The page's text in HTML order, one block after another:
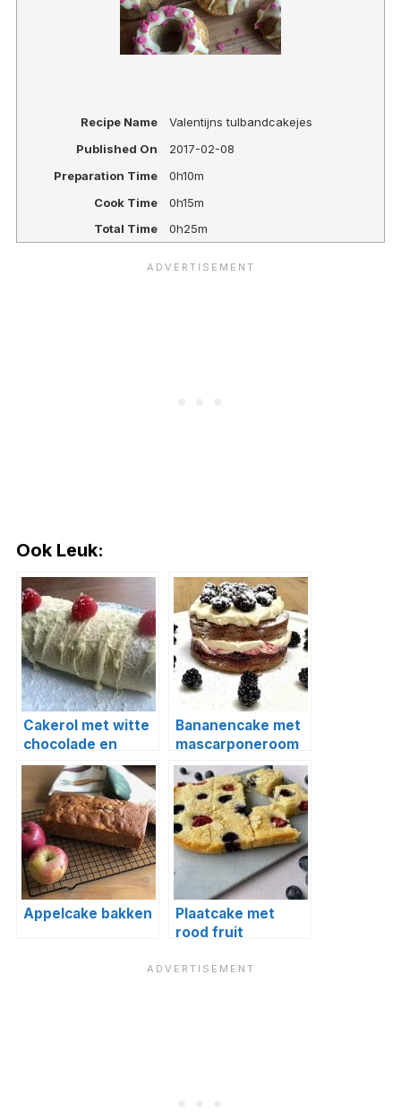
Recipe Name
Valentijns tulbandcakejes
Published On
2017-02-08
Preparation Time
0h10m
Cook Time
0h15m
Total Time
0h25m
Ook Leuk:
Cakerol met witte
chocolade en
frambozen
Bananencake met
mascarponeroom
en bramen
Appelcake bakken
Plaatcake met
rood fruit